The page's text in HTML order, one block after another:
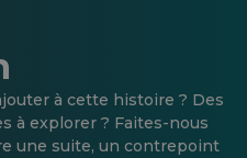
à cette histoire ? Des
à explorer ? Faites-nous
une suite, un contrepoint